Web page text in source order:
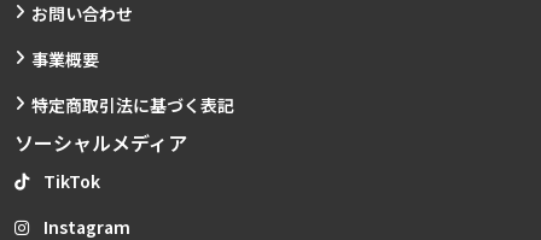
お問い合わせ
事業概要
特定商取引法に基づく表記
ソーシャルメディア
TikTok
Instagram